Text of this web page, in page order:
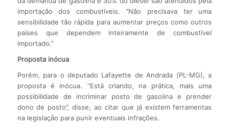
importação dos combustíveis. “Não precisava ter uma
sensibilidade tão rápida para aumentar preços como outros
países que dependem inteiramente de combustível
importado.”
Proposta inócua
Porém, para o deputado Lafayette de Andrada (PL-MG), a
proposta é inócua. “Está criando, na prática, mais uma
possibilidade de incriminar posto de gasolina e prender
dono de posto”, disse, ao citar que já existem ferramentas
na legislação para punir eventuais infrações.